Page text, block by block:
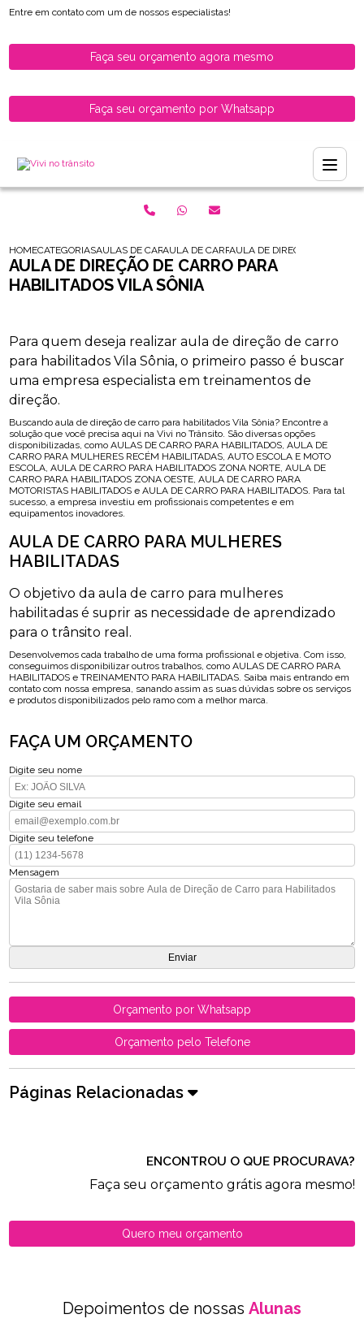
Entre em contato com um de nossos especialistas!
Faça seu orçamento agora mesmo
Faça seu orçamento por Whatsapp
HOMECATEGORIASAULAS DE CARRO PARA HABILITADOS
AULA DE CARRO PARA MOTORISTAS
AULA DE DIRECAO DE
AULA DE DIREÇÃO DE CARRO PARA
HABILITADOS VILA SÔNIA
Para quem deseja realizar aula de direção de carro
para habilitados Vila Sônia, o primeiro passo é buscar
uma empresa especialista em treinamentos de
direção.
Buscando aula de direção de carro para habilitados Vila Sônia? Encontre a
solução que você precisa aqui na Vivi no Trânsito. São diversas opções
disponibilizadas, como AULAS DE CARRO PARA HABILITADOS, AULA DE
CARRO PARA MULHERES RECÉM HABILITADAS, AUTO ESCOLA E MOTO
ESCOLA, AULA DE CARRO PARA HABILITADOS ZONA NORTE, AULA DE
CARRO PARA HABILITADOS ZONA OESTE, AULA DE CARRO PARA
MOTORISTAS HABILITADOS e AULA DE CARRO PARA HABILITADOS. Para tal
sucesso, a empresa investiu em profissionais competentes e em
equipamentos inovadores.
AULA DE CARRO PARA MULHERES
HABILITADAS
O objetivo da aula de carro para mulheres
habilitadas é suprir as necessidade de aprendizado
para o trânsito real.
Desenvolvemos cada trabalho de uma forma profissional e objetiva. Com isso,
conseguimos disponibilizar outros trabalhos, como AULAS DE CARRO PARA
HABILITADOS e TREINAMENTO PARA HABILITADAS. Saiba mais entrando em
contato com nossa empresa, sanando assim as suas dúvidas sobre os serviços
e produtos disponibilizados pelo ramo com a melhor marca.
FAÇA UM ORÇAMENTO
Digite seu nome
Digite seu email
Digite seu telefone
Mensagem
Orçamento por Whatsapp
Orçamento pelo Telefone
Páginas Relacionadas
ENCONTROU O QUE PROCURAVA?
Faça seu orçamento grátis agora mesmo!
Quero meu orçamento
Depoimentos de nossas Alunas